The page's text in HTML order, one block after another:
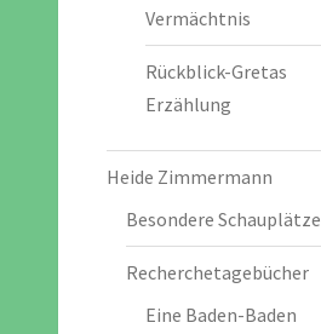
Vermächtnis
Rückblick-Gretas
Erzählung
Heide Zimmermann
Besondere Schauplätze
Recherchetagebücher
Eine Baden-Baden